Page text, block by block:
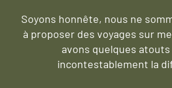
Soyons honnête, nous ne
à proposer des voyages sur
avons quelques
incontestablement la